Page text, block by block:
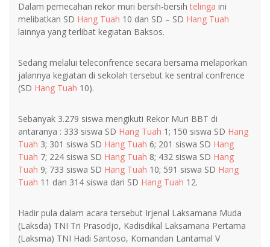
Dalam pemecahan rekor muri bersih-bersih telinga ini
melibatkan SD Hang Tuah 10 dan SD – SD Hang Tuah
lainnya yang terlibat kegiatan Baksos.
Sedang melalui teleconfrence secara bersama melaporkan
jalannya kegiatan di sekolah tersebut ke sentral confrence
(SD Hang Tuah 10).
Sebanyak 3.279 siswa mengikuti Rekor Muri BBT di
antaranya : 333 siswa SD Hang Tuah 1; 150 siswa SD Hang
Tuah 3; 301 siswa SD Hang Tuah 6; 201 siswa SD Hang
Tuah 7; 224 siswa SD Hang Tuah 8; 432 siswa SD Hang
Tuah 9; 733 siswa SD Hang Tuah 10; 591 siswa SD Hang
Tuah 11 dan 314 siswa dari SD Hang Tuah 12.
Hadir pula dalam acara tersebut Irjenal Laksamana Muda
(Laksda) TNI Tri Prasodjo, Kadisdikal Laksamana Pertama
(Laksma) TNI Hadi Santoso, Komandan Lantamal V